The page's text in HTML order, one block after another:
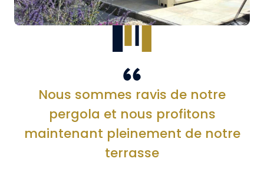
Nous sommes ravis de notre
pergola et nous profitons
maintenant pleinement de notre
terrasse